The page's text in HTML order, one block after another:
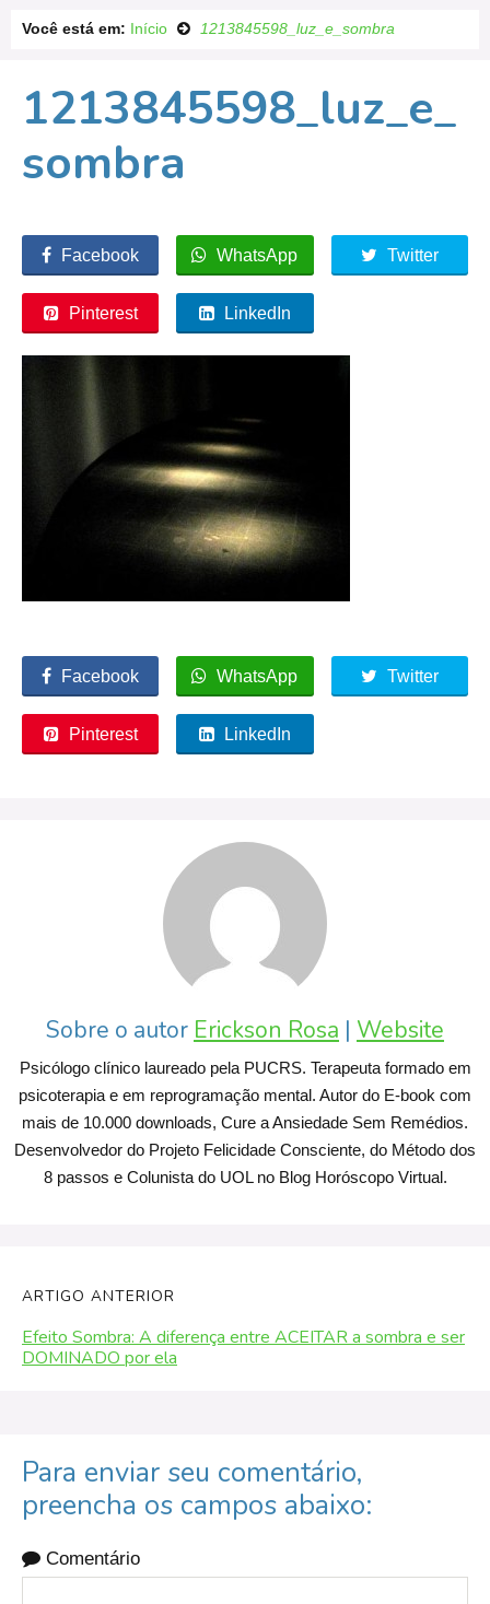
Você está em: Início 1213845598_luz_e_sombra
1213845598_luz_e_
sombra
Facebook WhatsApp Twitter
Pinterest LinkedIn
Facebook WhatsApp Twitter
Pinterest LinkedIn
Sobre o autor Erickson Rosa | Website
Psicólogo clínico laureado pela PUCRS. Terapeuta formado em
psicoterapia e em reprogramação mental. Autor do E-book com
mais de 10.000 downloads, Cure a Ansiedade Sem Remédios.
Desenvolvedor do Projeto Felicidade Consciente, do Método dos
8 passos e Colunista do UOL no Blog Horóscopo Virtual.
ARTIGO ANTERIOR
Efeito Sombra: A diferença entre ACEITAR a sombra e ser
DOMINADO por ela
Para enviar seu comentário,
preencha os campos abaixo:
Comentário